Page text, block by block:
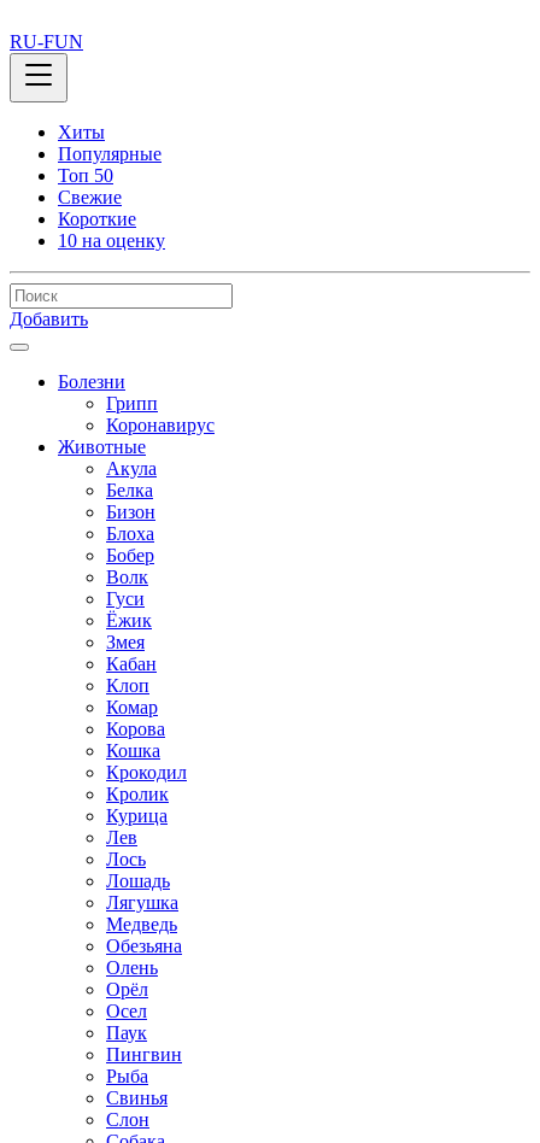
RU-FUN
Хиты
Популярные
Топ 50
Свежие
Короткие
10 на оценку
Добавить
Болезни
Грипп
Коронавирус
Животные
Акула
Белка
Бизон
Блоха
Бобер
Волк
Гуси
Ёжик
Змея
Кабан
Клоп
Комар
Корова
Кошка
Крокодил
Кролик
Курица
Лев
Лось
Лошадь
Лягушка
Медведь
Обезьяна
Олень
Орёл
Осел
Паук
Пингвин
Рыба
Свинья
Слон